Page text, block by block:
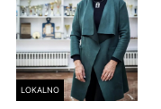
LOKALNO